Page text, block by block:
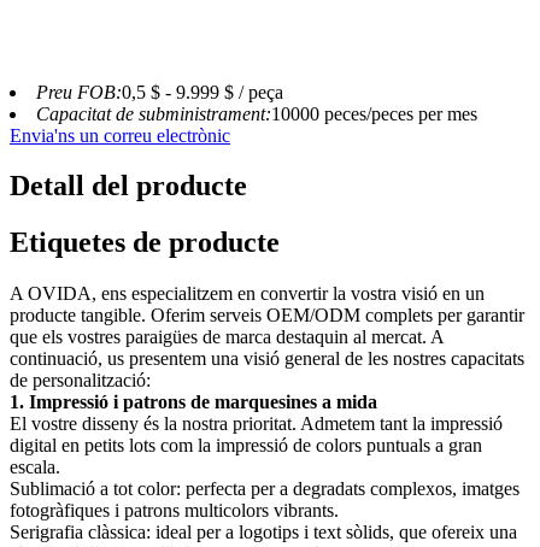
Preu FOB:0,5 $ - 9.999 $ / peça
Capacitat de subministrament:10000 peces/peces per mes
Envia'ns un correu electrònic
Detall del producte
Etiquetes de producte
A OVIDA, ens especialitzem en convertir la vostra visió en un
producte tangible. Oferim serveis OEM/ODM complets per garantir
que els vostres paraigües de marca destaquin al mercat. A
continuació, us presentem una visió general de les nostres capacitats
de personalització:
1. Impressió i patrons de marquesines a mida
El vostre disseny és la nostra prioritat. Admetem tant la impressió
digital en petits lots com la impressió de colors puntuals a gran
escala.
Sublimació a tot color: perfecta per a degradats complexos, imatges
fotogràfiques i patrons multicolors vibrants.
Serigrafia clàssica: ideal per a logotips i text sòlids, que ofereix una